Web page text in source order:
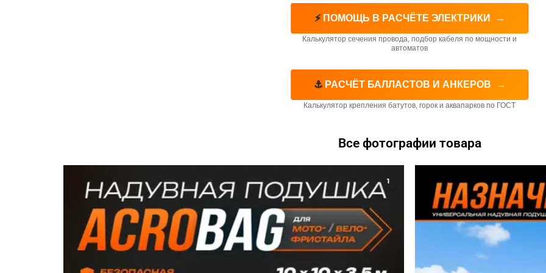
⚡ПОМОЩЬ В РАСЧЁТЕ ЭЛЕКТРИКИ →
Калькулятор сечения провода, подбор кабеля по мощности и
автоматов
⚓РАСЧЁТ БАЛЛАСТОВ И АНКЕРОВ →
Калькулятор крепления батутов, горок и аквапарков по ГОСТ
Все фотографии товара
1